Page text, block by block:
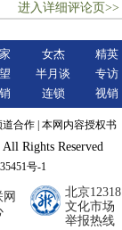
进入详细评论页>>
女杰
半月谈
连锁
精英
专访
视销
道合作 本网内容授权书
Rights Reserved
号-1
北京12318
文化市场
举报热线